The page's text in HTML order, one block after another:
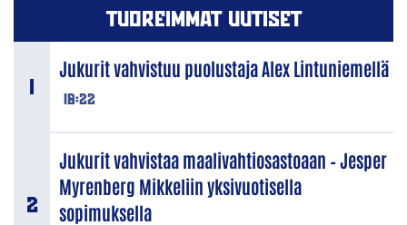
TUOREIMMAT UUTISET
18:22
Jukurit vahvistuu puolustaja Alex Lintuniemellä
Jukurit vahvistaa maalivahtiosastoaan – Jesper
Myrenberg Mikkeliin yksivuotisella
sopimuksella